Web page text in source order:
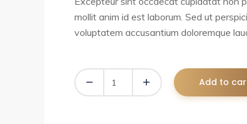
mollit anim id est laborum. Sed ut
voluptatem accusantium doloremque
Add to